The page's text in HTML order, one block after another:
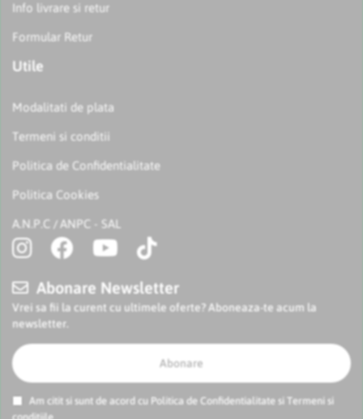
Info livrare si retur
Formular Retur
Utile
Modalitati de plata
Termeni si conditii
Politica de Confidentialitate
Politica Cookies
A.N.P.C / ANPC - SAL
Abonare Newsletter
Vrei sa fii la curent cu ultimele oferte? Aboneaza-te acum la
newsletter.
Abonare
Am citit si sunt de acord cu Politica de Confidentialitate si
Termeni si